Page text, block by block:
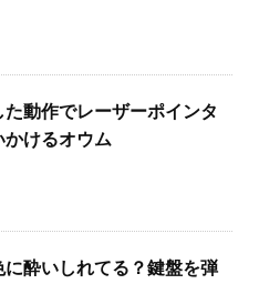
た動作でレーザーポインタ
かけるオウム
に酔いしれてる？鍵盤を弾